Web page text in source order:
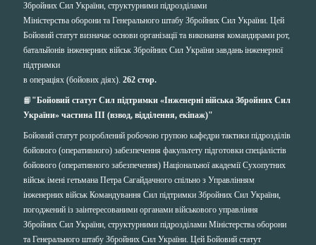
Збройних Сил України, структурними підрозділами
Міністерства оборони та Генерального штабу Збройних Сил України. Цей
Бойовий статут визначає основи організації та виконання командирами рот,
батальйонів інженерних військ Збройних Сил України завдань інженерної
підтримки
в операціях (бойових діях). 262 стор.
📙 "Бойовий статут Сил підтримки «Інженерні війська Збройних Сил
України» частина ІІІ (взвод, відділення, екіпаж)"
Бойовий статут розроблений робочою групою кафедри тактики підрозділів
бойового (оперативного) забезпечення факультету підготовки спеціалістів
бойового (оперативного забезпечення) Національної академії Сухопутних
військ імені гетьмана Петра Сагайдачного спільно з Управлінням
інженерних військ Командування Сил підтримки Збройних Сил України,
погоджений із заінтересованими органами військового управління
Збройних Сил України, структурними підрозділами Міністерства оборони
та Генерального штабу Збройних Сил України. Цей Бойовий статут